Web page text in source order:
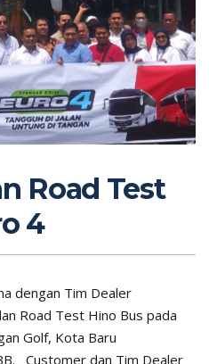
Road Test
4
dengan Tim Dealer
Road Test Hino Bus pada
Golf, Kota Baru
Customer dan Tim Dealer